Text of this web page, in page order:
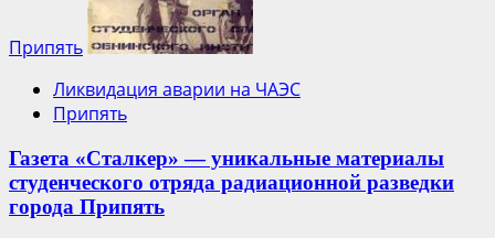
Припять
Ликвидация аварии на ЧАЭС
Припять
Газета «Сталкер» — уникальные материалы
студенческого отряда радиационной разведки
города Припять